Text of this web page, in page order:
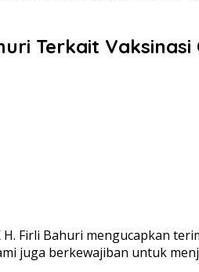
Terkait Vaksinasi
H. Firli Bahuri mengucapkan
juga berkewajiban untuk